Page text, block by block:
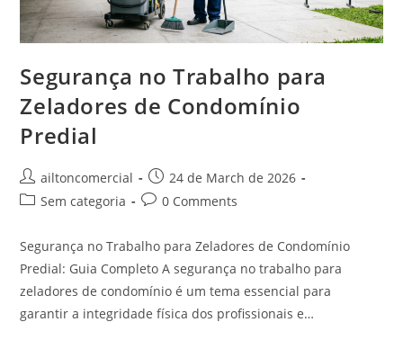
Segurança no Trabalho para
Zeladores de Condomínio
Predial
ailtoncomercial
24 de March de 2026
Sem categoria
0 Comments
Segurança no Trabalho para Zeladores de Condomínio
Predial: Guia Completo A segurança no trabalho para
zeladores de condomínio é um tema essencial para
garantir a integridade física dos profissionais e…